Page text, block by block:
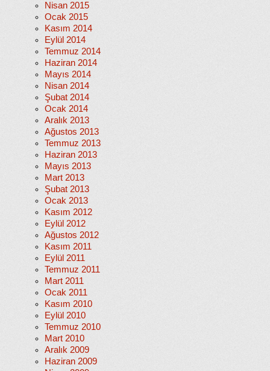
Nisan 2015
Ocak 2015
Kasım 2014
Eylül 2014
Temmuz 2014
Haziran 2014
Mayıs 2014
Nisan 2014
Şubat 2014
Ocak 2014
Aralık 2013
Ağustos 2013
Temmuz 2013
Haziran 2013
Mayıs 2013
Mart 2013
Şubat 2013
Ocak 2013
Kasım 2012
Eylül 2012
Ağustos 2012
Kasım 2011
Eylül 2011
Temmuz 2011
Mart 2011
Ocak 2011
Kasım 2010
Eylül 2010
Temmuz 2010
Mart 2010
Aralık 2009
Haziran 2009